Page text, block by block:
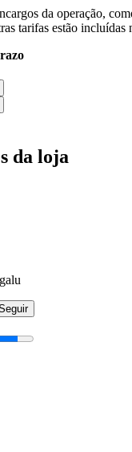
da operação,
tarifas estão incluídas
da loja